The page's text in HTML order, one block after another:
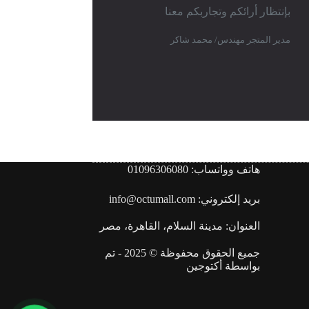
بإنتظار أرائكم وتجاربكم معنا
مدير المتجر مهندس/ محمد شاكر
هاتف وواتساب: 01096306080
بريد إلكتروني: info@octumall.com
العنوان: مدينة السلام، القاهرة، مصر
جميع الحقوق محفوظة © 2025 - تم
بواسطة أكتوجين